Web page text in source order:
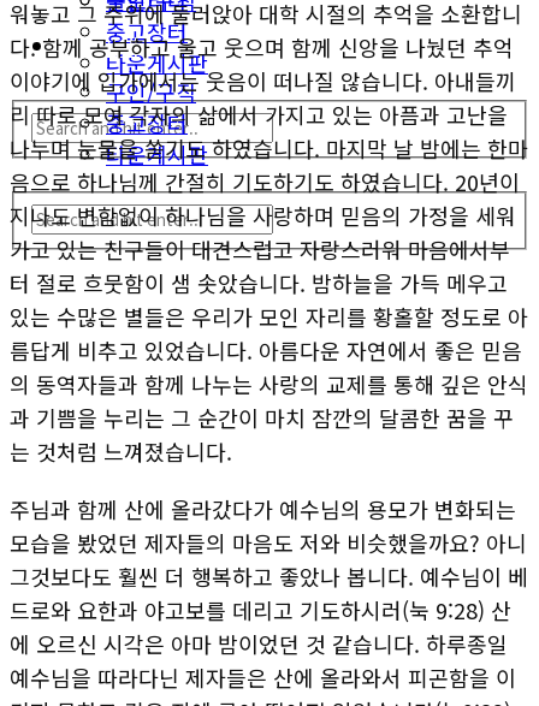
중고장터
타운게시판
생활안내
구인/구직
중고장터
타운게시판
워놓고 그 주위에 둘러앉아 대학 시절의 추억을 소환합니
다. 함께 공부하고 울고 웃으며 함께 신앙을 나눴던 추억
이야기에 입가에서는 웃음이 떠나질 않습니다. 아내들끼
리 따로 모여 각자의 삶에서 가지고 있는 아픔과 고난을
나누며 눈물을 쏟기도 하였습니다. 마지막 날 밤에는 한마
음으로 하나님께 간절히 기도하기도 하였습니다. 20년이
지나도 변함없이 하나님을 사랑하며 믿음의 가정을 세워
가고 있는 친구들이 대견스럽고 자랑스러워 마음에서부
터 절로 흐뭇함이 샘 솟았습니다. 밤하늘을 가득 메우고
있는 수많은 별들은 우리가 모인 자리를 황홀할 정도로 아
름답게 비추고 있었습니다. 아름다운 자연에서 좋은 믿음
의 동역자들과 함께 나누는 사랑의 교제를 통해 깊은 안식
과 기쁨을 누리는 그 순간이 마치 잠깐의 달콤한 꿈을 꾸
는 것처럼 느껴졌습니다.
주님과 함께 산에 올라갔다가 예수님의 용모가 변화되는
모습을 봤었던 제자들의 마음도 저와 비슷했을까요? 아니
그것보다도 훨씬 더 행복하고 좋았나 봅니다. 예수님이 베
드로와 요한과 야고보를 데리고 기도하시러(눅 9:28) 산
에 오르신 시각은 아마 밤이었던 것 같습니다. 하루종일
예수님을 따라다닌 제자들은 산에 올라와서 피곤함을 이